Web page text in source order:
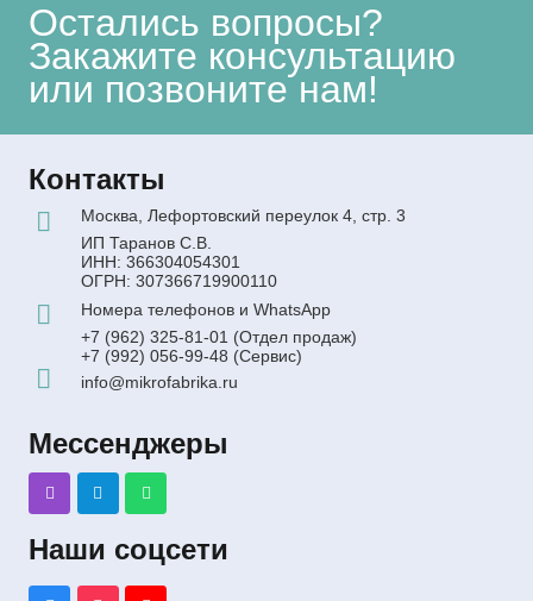
Остались вопросы?
Закажите консультацию
или позвоните нам!
Контакты
Москва, Лефортовский переулок 4, стр. 3
ИП Таранов С.В.
ИНН: 366304054301
ОГРН: 307366719900110
Номера телефонов и WhatsApp
+7 (962) 325-81-01 (Отдел продаж)
+7 (992) 056-99-48 (Сервис)
info@mikrofabrika.ru
Мессенджеры
Наши соцсети